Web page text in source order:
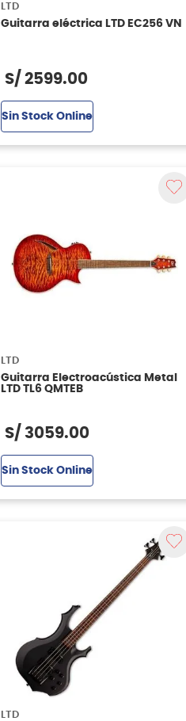
LTD
Guitarra eléctrica LTD EC256 VN
S/ 2599.00
Sin Stock Online
LTD
Guitarra Electroacústica Metal
LTD TL6 QMTEB
S/ 3059.00
Sin Stock Online
LTD